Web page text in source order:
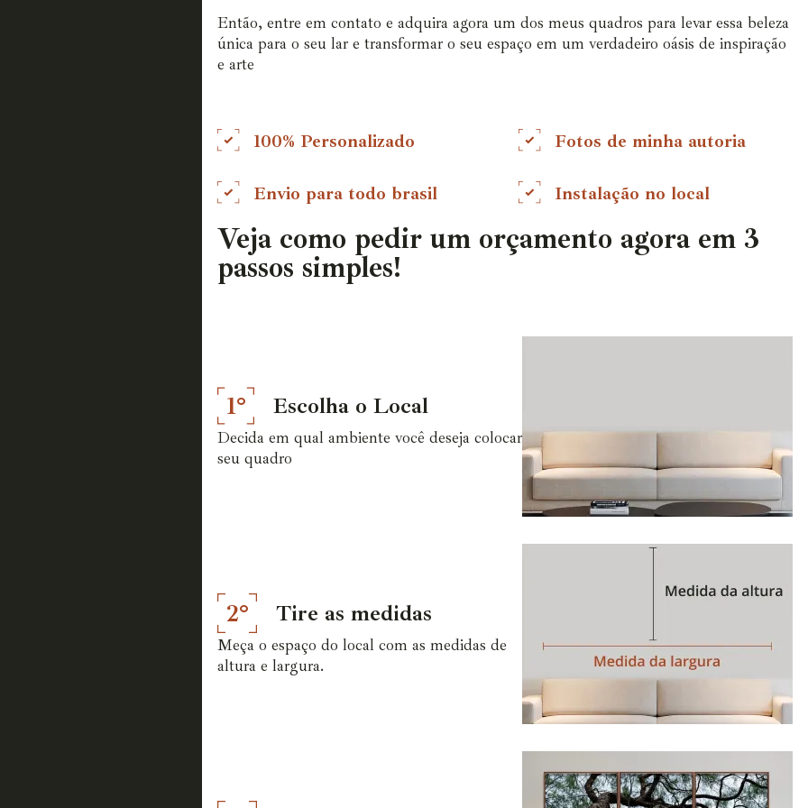
Então, entre em contato e adquira agora um dos meus quadros para levar essa beleza
única para o seu lar e transformar o seu espaço em um verdadeiro oásis de inspiração
e arte
100% Personalizado Fotos de minha autoria
Envio para todo brasil Instalação no local
Veja como pedir um orçamento agora em 3
passos simples!
1° Escolha o Local
Decida em qual ambiente você deseja colocar
seu quadro
2° Tire as medidas
Meça o espaço do local com as medidas de
altura e largura.